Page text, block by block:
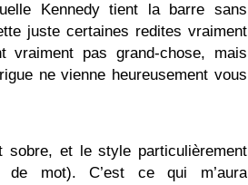
Kennedy tient la barre sans
juste certaines redites vraiment
vraiment pas grand-chose, mais
ne vienne heureusement vous
sobre, et le style particulièrement
mot). C’est ce qui m’aura